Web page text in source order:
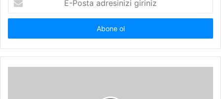
Posta
adresinizi